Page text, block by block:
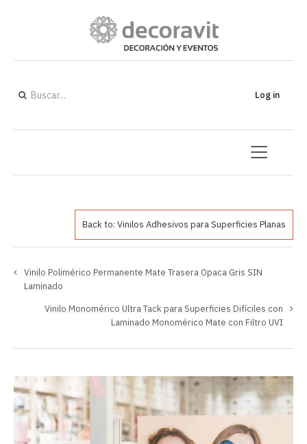
Log in
Back to: Vinilos Adhesivos para Superficies Planas
Vinilo Polimérico Permanente Mate Trasera Opaca Gris SIN
Laminado
Vinilo Monomérico Ultra Tack para Superficies Difíciles con
Laminado Monomérico Mate con Filtro UVI